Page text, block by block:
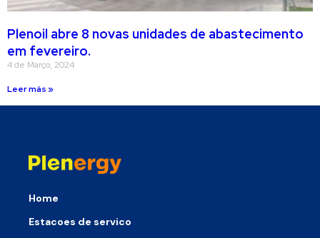
Plenoil abre 8 novas unidades de abastecimento
em fevereiro.
4 de Março, 2024
Leer más »
Home
Estacoes de servico